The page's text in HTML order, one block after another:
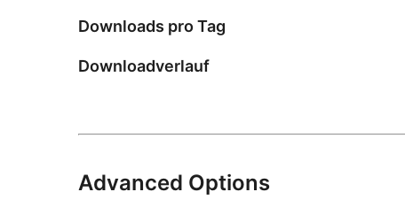
Downloads pro Tag
Downloadverlauf
Advanced Options